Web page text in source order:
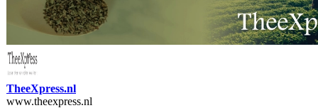
TheeXpress.nl
www.theexpress.nl